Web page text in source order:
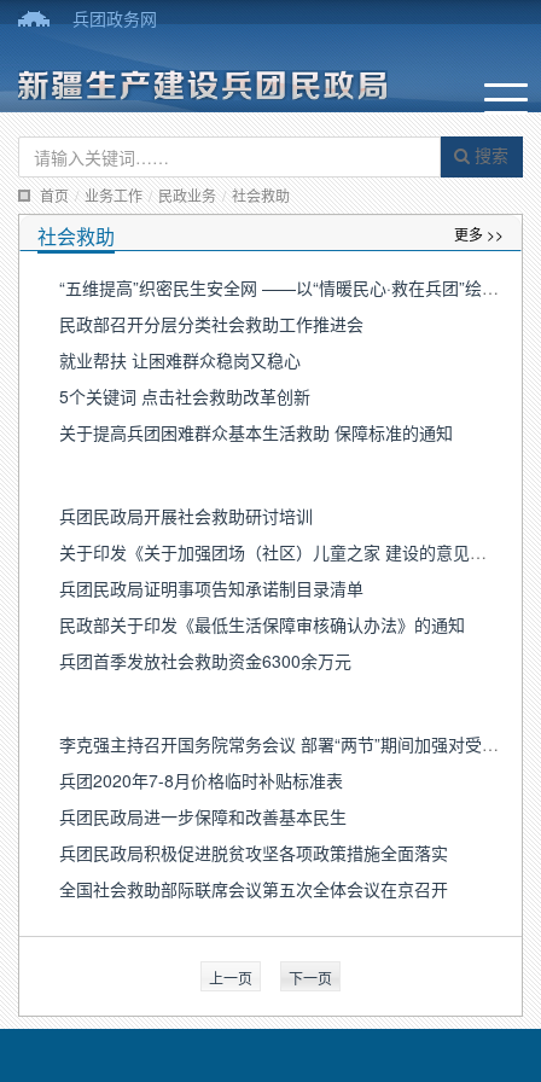
兵团政务网
搜索
首页 / 业务工作 / 民政业务 / 社会救助
社会救助 更多 >>
“五维提高”织密民生安全网 ——以“情暖民心·救在兵团”绘就兵团救助新图景
民政部召开分层分类社会救助工作推进会
就业帮扶 让困难群众稳岗又稳心
5个关键词 点击社会救助改革创新
关于提高兵团困难群众基本生活救助 保障标准的通知
兵团民政局开展社会救助研讨培训
关于印发《关于加强团场（社区）儿童之家 建设的意见》的通知
兵团民政局证明事项告知承诺制目录清单
民政部关于印发《最低生活保障审核确认办法》的通知
兵团首季发放社会救助资金6300余万元
李克强主持召开国务院常务会议 部署“两节”期间加强对受疫情灾情影响困难群众和低保等群体的生活保障等
兵团2020年7-8月价格临时补贴标准表
兵团民政局进一步保障和改善基本民生
兵团民政局积极促进脱贫攻坚各项政策措施全面落实
全国社会救助部际联席会议第五次全体会议在京召开
上一页 下一页